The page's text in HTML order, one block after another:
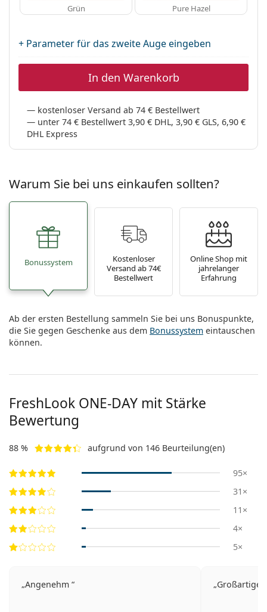
Grün Pure Hazel
+ Parameter für das zweite Auge eingeben
In den Warenkorb
kostenloser Versand ab 74 € Bestellwert
unter 74 € Bestellwert 3,90 € DHL, 3,90 € GLS, 6,90 €
DHL Express
Warum Sie bei uns einkaufen sollten?
Bonussystem
Kostenloser
Versand ab 74€
Bestellwert
Online Shop mit
jahrelanger
Erfahrung
Ab der ersten Bestellung sammeln Sie bei uns Bonuspunkte,
die Sie gegen Geschenke aus dem Bonussystem eintauschen
können.
FreshLook ONE-DAY mit Stärke
Bewertung
88 % aufgrund von 146 Beurteilung(en)
95×
31×
11×
4×
5×
Angenehm Großartige